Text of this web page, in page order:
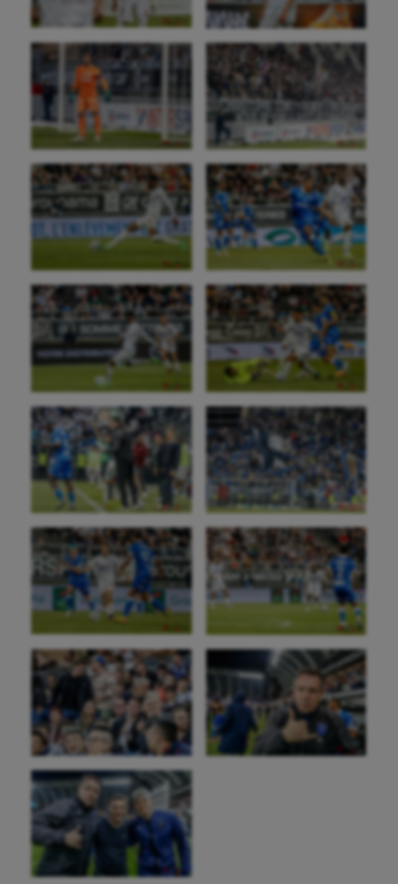
Korfbal
Longue paume
Moto
Natation
Natation artistique
Omnisports
Outdoor
Parkour
Patinage artistique
Pétanque
Plongée
Randonnée / Marche
Roller-derby
Sarbacane
Sauvetage sportif
Sport adapté
Sport handicap
Sport santé
Sport-entreprise
Sport-santé
Tir
Tir à l'arc
Triathlon
Ultimate frisbee